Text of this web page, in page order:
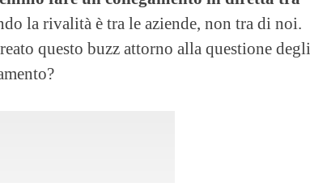
la rivalità è tra le aziende, non tra di noi.
questo buzz attorno alla questione degli